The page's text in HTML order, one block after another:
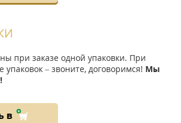
при заказе одной упаковки. При
упаковок – звоните, договоримся! Мы
в